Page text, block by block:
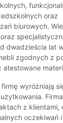
oraz
biurowych.
dwadzieścia lat
zgodnych z
wyróżniają
z klientami,
oczekiwań